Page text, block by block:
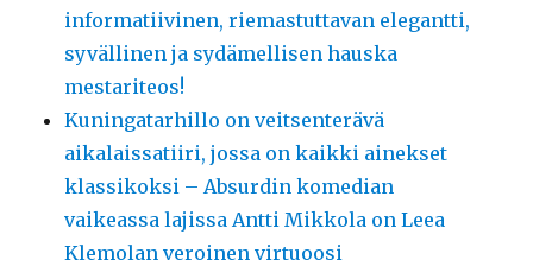
informatiivinen, riemastuttavan elegantti,
syvällinen ja sydämellisen hauska
mestariteos!
Kuningatarhillo on veitsenterävä
aikalaissatiiri, jossa on kaikki ainekset
klassikoksi – Absurdin komedian
vaikeassa lajissa Antti Mikkola on Leea
Klemolan veroinen virtuoosi